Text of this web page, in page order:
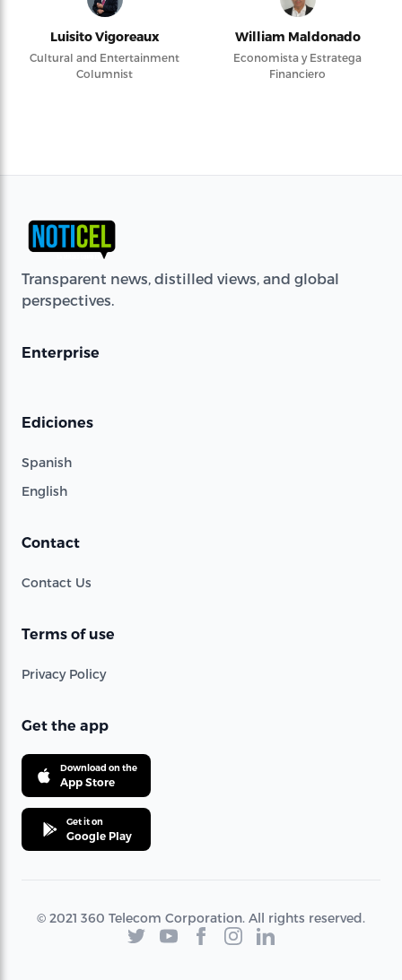
Luisito Vigoreaux
Cultural and Entertainment
Columnist
William Maldonado
Economista y Estratega
Financiero
Transparent news, distilled views, and global
perspectives.
Enterprise
Ediciones
Spanish
English
Contact
Contact Us
Terms of use
Privacy Policy
Get the app
Download on the
App Store
Get it on
Google Play
© 2021 360 Telecom Corporation. All rights reserved.